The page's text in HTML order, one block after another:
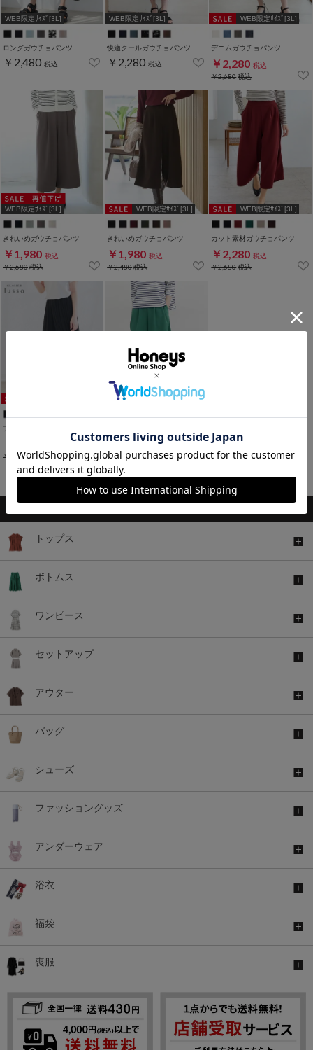
WEB限定ｻｲｽﾞ[3L]
ロングガウチョパンツ
￥2,480 税込
WEB限定ｻｲｽﾞ[3L]
快適クールガウチョパンツ
￥2,280 税込
WEB限定ｻｲｽﾞ[3L]
デニムガウチョパンツ
￥2,280 税込
￥2,680税込
WEB限定ｻｲｽﾞ[3L]
きれいめガウチョパンツ
￥1,980 税込
￥2,680税込
WEB限定ｻｲｽﾞ[3L]
きれいめガウチョパンツ
￥1,980 税込
￥2,480税込
WEB限定ｻｲｽﾞ[3L]
カット素材ガウチョパンツ
￥2,280 税込
￥2,680税込
プリーツガウチョパンツ
￥4,980税込
WEB限定ｻｲｽﾞ[3L]
￥1,980
税込
￥2,680税込
トップス
ボトムス
ワンピース
セットアップ
アウター
バッグ
シューズ
ファッショングッズ
アンダーウェア
浴衣
福袋
喪服